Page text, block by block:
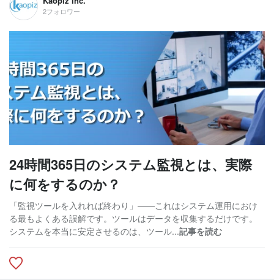
2フォロワー
24時間365日のシステム監視とは、実際
に何をするのか？
「監視ツールを入れれば終わり」——これはシステム運用におけ
る最もよくある誤解です。ツールはデータを収集するだけです。
システムを本当に安定させるのは、ツール...記事を読む